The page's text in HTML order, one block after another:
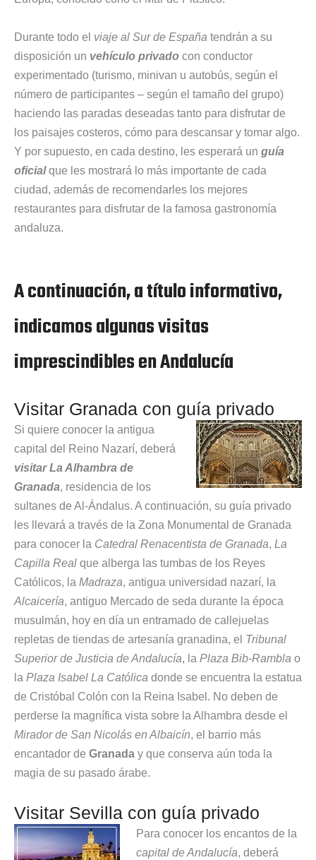
Durante todo el viaje al Sur de España tendrán a su
disposición un vehículo privado con conductor
experimentado (turismo, minivan u autobús, según el
número de participantes – según el tamaño del grupo)
haciendo las paradas deseadas tanto para disfrutar de
los paisajes costeros, cómo para descansar y tomar algo.
Y por supuesto, en cada destino, les esperará un guía
oficialque les mostrará lo más importante de cada
ciudad, además de recomendarles los mejores
restaurantes para disfrutar de la famosa gastronomía
andaluza.
A continuación, a título informativo,
indicamos algunas visitas
imprescindibles en Andalucía
Visitar Granada con guía privado
Si quiere conocer la antigua
capital del Reino Nazarí, deberá
visitar La Alhambra de
Granada, residencia de los
sultanes de Al-Ándalus. A continuación, su guía privado
les llevará a través de la Zona Monumental de Granada
para conocer la Catedral Renacentista de Granada, La
Capilla Real que alberga las tumbas de los Reyes
Católicos, la Madraza, antigua universidad nazarí, la
Alcaicería, antiguo Mercado de seda durante la época
musulmán, hoy en día un entramado de callejuelas
repletas de tiendas de artesanía granadina, el Tribunal
Superior de Justicia de Andalucía, la Plaza Bib-Rambla o
la Plaza Isabel La Católica donde se encuentra la estatua
de Cristóbal Colón con la Reina Isabel. No deben de
perderse la magnífica vista sobre la Alhambra desde el
Mirador de San Nicolás en Albaicín, el barrio más
encantador de Granada y que conserva aún toda la
magia de su pasado árabe.
Visitar Sevilla con guía privado
Para conocer los encantos de la
capital de Andalucía, deberá